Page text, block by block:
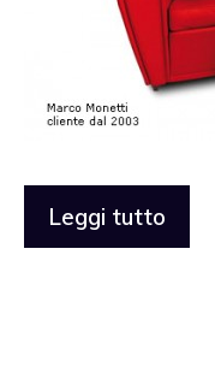
Leggi tutto